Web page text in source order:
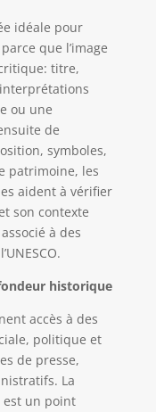
idéale pour
que l’image
titre,
ou une
de
symboles,
patrimoine, les
aident à vérifier
son contexte
à des
historique
accès à des
politique et
de presse,
La
est un point